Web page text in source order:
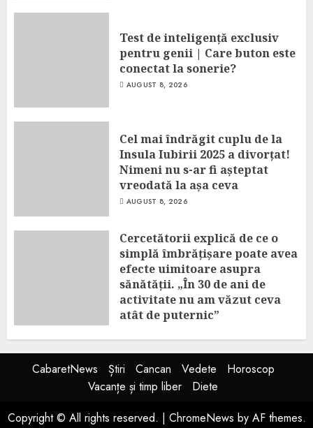
Test de inteligență exclusiv
pentru genii | Care buton este
conectat la sonerie?
AUGUST 8, 2026
Cel mai îndrăgit cuplu de la
Insula Iubirii 2025 a divorțat!
Nimeni nu s-ar fi așteptat
vreodată la așa ceva
AUGUST 8, 2026
Cercetătorii explică de ce o
simplă îmbrățișare poate avea
efecte uimitoare asupra
sănătății. „În 30 de ani de
activitate nu am văzut ceva
atât de puternic”
CabaretNews Știri Cancan Vedete
Horoscop
Vacanțe și timp liber
Diete
Copyright © All rights reserved. | ChromeNews by AF themes.